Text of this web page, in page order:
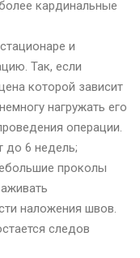
кардинальные
и
Так, если
которой зависит
нагружать его
операции.
до 6 недель;
проколы
наложения швов.
следов